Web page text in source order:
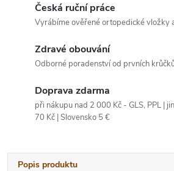
Česká ruční práce
Vyrábíme ověřené ortopedické vložky
Zdravé obouvání
Odborné poradenství od prvních
Doprava zdarma
při nákupu nad 2 000 Kč - GLS, PPL |
70 Kč | Slovensko 5 €
Popis produktu